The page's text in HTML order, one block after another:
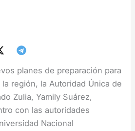
planes de preparación para
región, la Autoridad Única de
Zulia, Yamily Suárez,
con las autoridades
Nacional